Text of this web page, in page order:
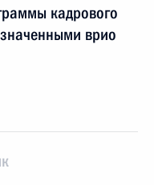
кадрового
врио